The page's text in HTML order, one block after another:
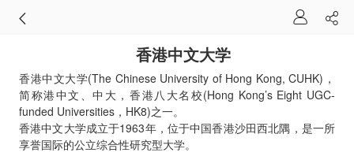
香港中文大学
香港中文大学(The Chinese University of Hong Kong, CUHK)，
简称港中文、中大，香港八大名校(Hong Kong’s Eight UGC-
funded Universities，HK8)之一。
香港中文大学成立于1963年，位于中国香港沙田西北隅，是一所
享誉国际的公立综合性研究型大学。